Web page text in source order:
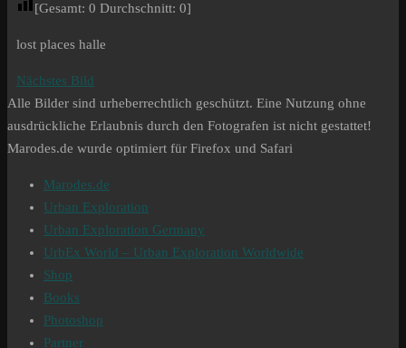
[Gesamt: 0 Durchschnitt: 0]
lost places halle
Nächstes Bild
Alle Bilder sind urheberrechtlich geschützt. Eine Nutzung ohne
ausdrückliche Erlaubnis durch den Fotografen ist nicht gestattet!
Marodes.de wurde optimiert für Firefox und Safari
Marodes.de
Urban Exploration
Urban Exploration Germany
UrbEx World – Urban Exploration Worldwide
Shop
Books
Photoshop
Partner